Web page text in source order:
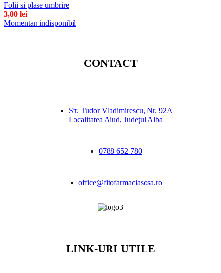
Folii si plase umbrire
3,00 lei
Momentan indisponibil
CONTACT
Str. Tudor Vladimirescu, Nr. 92A
Localitatea Aiud, Judeţul Alba
0788 652 780
office@fitofarmaciasosa.ro
LINK-URI UTILE